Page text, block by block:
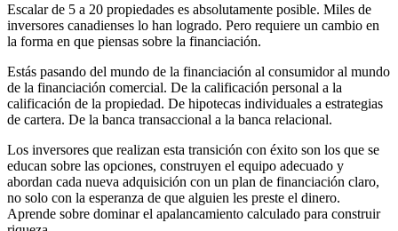
Escalar de 5 a 20 propiedades es absolutamente posible. Miles de
inversores canadienses lo han logrado. Pero requiere un cambio en
la forma en que piensas sobre la financiación.
Estás pasando del mundo de la financiación al consumidor al mundo
de la financiación comercial. De la calificación personal a la
calificación de la propiedad. De hipotecas individuales a estrategias
de cartera. De la banca transaccional a la banca relacional.
Los inversores que realizan esta transición con éxito son los que se
educan sobre las opciones, construyen el equipo adecuado y
abordan cada nueva adquisición con un plan de financiación claro,
no solo con la esperanza de que alguien les preste el dinero.
Aprende sobre dominar el apalancamiento calculado para construir